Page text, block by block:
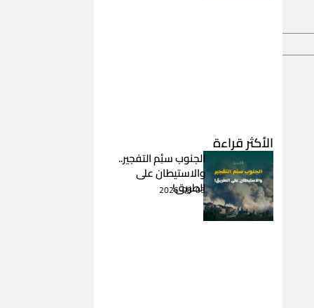
الأكثر قراءة
الجنوب سئِم التفجير..
والاستيطان على
الطريق!
2026-08-03